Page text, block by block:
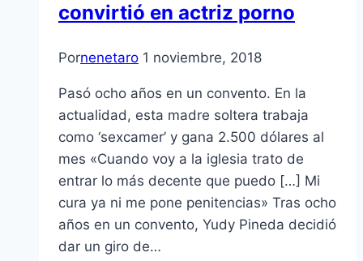
convirtió en actriz porno
Pornenetaro 1 noviembre, 2018
Pasó ocho años en un convento. En la
actualidad, esta madre soltera trabaja
como ‘sexcamer’ y gana 2.500 dólares al
mes «Cuando voy a la iglesia trato de
entrar lo más decente que puedo […] Mi
cura ya ni me pone penitencias» Tras ocho
años en un convento, Yudy Pineda decidió
dar un giro de…